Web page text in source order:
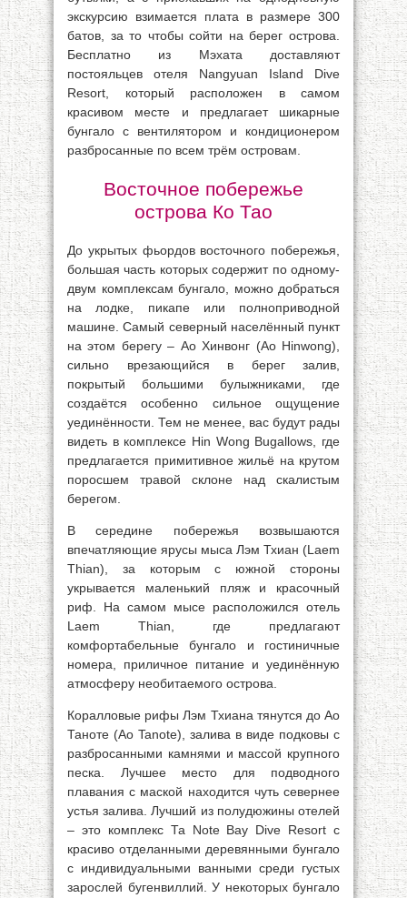
экскурсию взимается плата в размере 300
батов, за то чтобы сойти на берег острова.
Бесплатно из Мэхата доставляют
постояльцев отеля Nangyuan Island Dive
Resort, который расположен в самом
красивом месте и предлагает шикарные
бунгало с вентилятором и кондиционером
разбросанные по всем трём островам.
Восточное побережье
острова Ко Тао
До укрытых фьордов восточного побережья,
большая часть которых содержит по одному-
двум комплексам бунгало, можно добраться
на лодке, пикапе или полноприводной
машине. Самый северный населённый пункт
на этом берегу – Ао Хинвонг (Ао Hinwong),
сильно врезающийся в берег залив,
покрытый большими булыжниками, где
создаётся особенно сильное ощущение
уединённости. Тем не менее, вас будут рады
видеть в комплексе Hin Wong Bugallows, где
предлагается примитивное жильё на крутом
поросшем травой склоне над скалистым
берегом.
В середине побережья возвышаются
впечатляющие ярусы мыса Лэм Тхиан (Laem
Thian), за которым с южной стороны
укрывается маленький пляж и красочный
риф. На самом мысе расположился отель
Laem Thian, где предлагают
комфортабельные бунгало и гостиничные
номера, приличное питание и уединённую
атмосферу необитаемого острова.
Коралловые рифы Лэм Тхиана тянутся до Ао
Таноте (Ао Tanote), залива в виде подковы с
разбросанными камнями и массой крупного
песка. Лучшее место для подводного
плавания с маской находится чуть севернее
устья залива. Лучший из полудюжины отелей
– это комплекс Та Note Bay Dive Resort с
красиво отделанными деревянными бунгало
с индивидуальными ванными среди густых
зарослей бугенвиллий. У некоторых бунгало